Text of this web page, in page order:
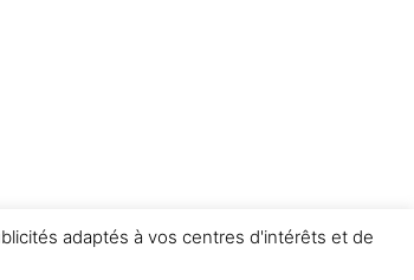
adaptés à vos centres d'intérêts et de